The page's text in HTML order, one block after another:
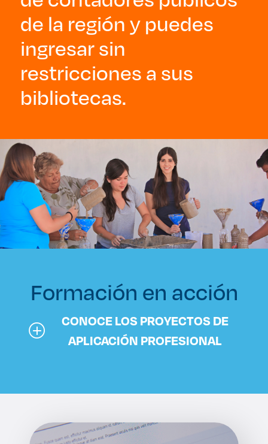
de la región y puedes
ingresar sin
restricciones a sus
bibliotecas.
Formación en acción
CONOCE LOS PROYECTOS DE
APLICACIÓN PROFESIONAL